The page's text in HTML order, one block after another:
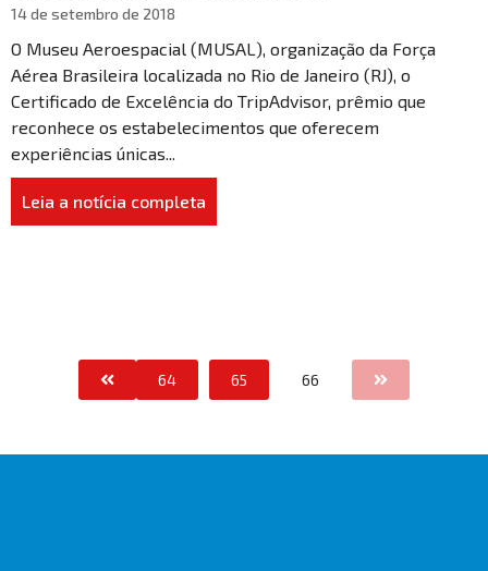
14 de setembro de 2018
O Museu Aeroespacial (MUSAL), organização da Força
Aérea Brasileira localizada no Rio de Janeiro (RJ), o
Certificado de Excelência do TripAdvisor, prêmio que
reconhece os estabelecimentos que oferecem
experiências únicas...
Leia a notícia completa
64 65 66